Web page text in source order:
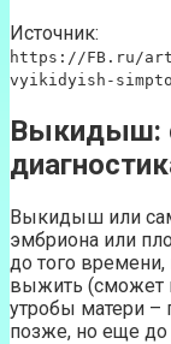
Источник:
https://FB.ru/
vyikidyish-
Выкидыш:
Выкидыш или
эмбриона или
до того
выжить (сможет
утробы матери –
позже, но еще до